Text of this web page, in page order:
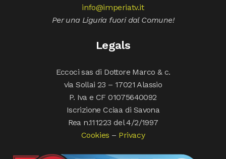
info@imperiatv.it
Per una Liguria fuori dal Comune!
Legals
Eccoci sas di Dottore Marco & c.
via Sollai 23 – 17021 Alassio
P. Iva e CF 01075640092
Iscrizione Cciaa di Savona
Rea n.111223 del 4/2/1997
Cookies – Privacy